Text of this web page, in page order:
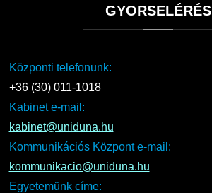
GYORSELÉRÉS
Központi telefonunk:
+36 (30) 011-1018
Kabinet e-mail:
kabinet@uniduna.hu
Kommunikációs Központ e-mail:
kommunikacio@uniduna.hu
Egyetemünk címe: